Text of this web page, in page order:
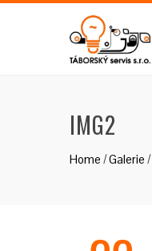
IMG2
Home /Galerie /